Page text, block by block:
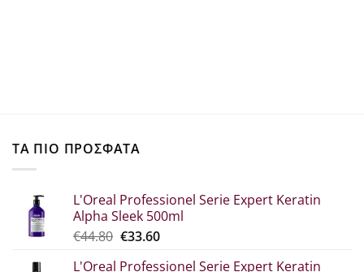
ΤΑ ΠΙΟ ΠΡΟΣΦΑΤΑ
L'Oreal Professionel Serie Expert Keratin
Alpha Sleek 500ml
€44.80 Original
€33.60Η
L'Oreal Professionel Serie Expert Keratin